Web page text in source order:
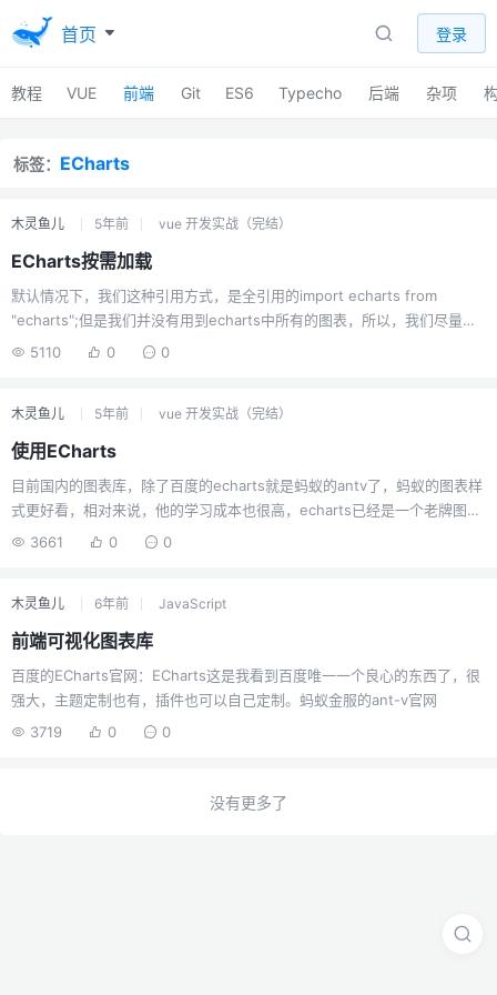
首页 登录
教程 VUE 前端 Git ES6 Typecho 后端 杂项
标签： ECharts
木灵鱼儿 5年前 vue 开发实战（完结）
ECharts按需加载
默认情况下，我们这种引用方式，是全引用的import echarts from
"echarts";但是我们并没有用到echarts中所有的图表，所以，我们尽量的
按需引入。let echarts = require('echarts/lib/echarts')
require('...
5110 0 0
木灵鱼儿 5年前 vue 开发实战（完结）
使用ECharts
目前国内的图表库，除了百度的echarts就是蚂蚁的antv了，蚂蚁的图表样
式更好看，相对来说，他的学习成本也很高，echarts已经是一个老牌图表
了，有着比较完善的用法和社区。这里就了解下vue里面使用echarts需要
用这个插件了，用npm的方式安装npm install echarts安装完毕后我们就
3661 0 0
木灵鱼儿 6年前 JavaScript
前端可视化图表库
百度的ECharts官网：ECharts这是我看到百度唯一一个良心的东西了，很
强大，主题定制也有，插件也可以自己定制。蚂蚁金服的ant-v官网
3719
0 0
没有更多了